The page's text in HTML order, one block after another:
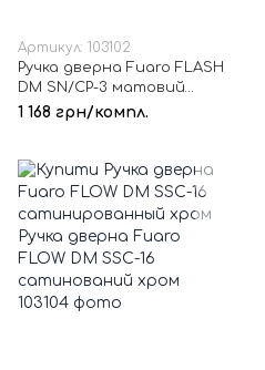
Артикул: 103102
Ручка дверна Fuaro FLASH
DM SN/CP-3 матовий
нікель/хром
1 168 грн/компл.